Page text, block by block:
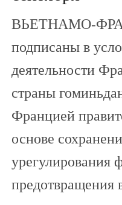
ВЬЕТНАМО-
подписаны в
деятельности
страны
Францией
основе
урегулирования
предотвращения